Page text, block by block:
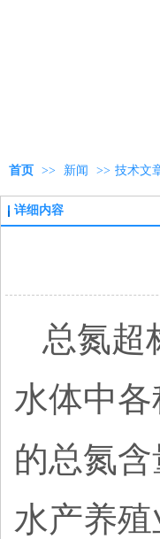
首页 >> 新闻 >> 技术文
详细内容
总氮超
水体中
的总氮
水产养